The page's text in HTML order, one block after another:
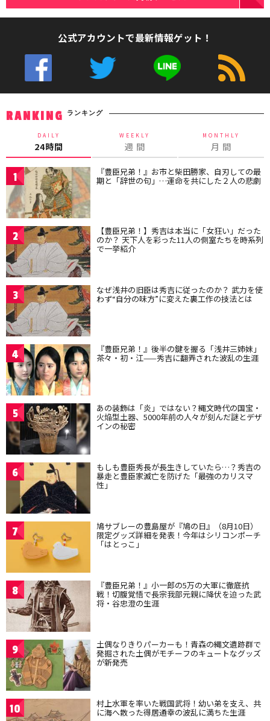
公式アカウントで最新情報ゲット！
RANKING ランキング
DAILY
24時間
WEEKLY
週 間
MONTHLY
月 間
1 『豊臣兄弟！』お市と柴田勝家、自刃しての最
期と「辞世の句」…運命を共にした２人の悲劇
2 【豊臣兄弟！】秀吉は本当に「女狂い」だった
のか？ 天下人を彩った11人の側室たちを時系列
で一挙紹介
3 なぜ浅井の旧臣は秀吉に従ったのか？ 武力を使
わず“自分の味方”に変えた裏工作の技法とは
4 『豊臣兄弟！』後半の鍵を握る「浅井三姉妹」
茶々・初・江——秀吉に翻弄された波乱の生涯
5 あの装飾は「炎」ではない？縄文時代の国宝・
火焔型土器、5000年前の人々が刻んだ謎とデザ
インの秘密
6 もしも豊臣秀長が長生きしていたら…？秀吉の
暴走と豊臣家滅亡を防げた「最強のカリスマ
性」
7 鳩サブレーの豊島屋が『鳩の日』（8月10日）
限定グッズ詳細を発表！今年はシリコンポーチ
「はとっこ」
8 『豊臣兄弟！』小一郎の5万の大軍に徹底抗
戦！切腹覚悟で長宗我部元親に降伏を迫った武
将・谷忠澄の生涯
9 土偶なりきりパーカーも！青森の縄文遺跡群で
発掘された土偶がモチーフのキュートなグッズ
が新発売
10 村上水軍を率いた戦国武将！幼い弟を支え、共
に海へ散った得居通幸の波乱に満ちた生涯